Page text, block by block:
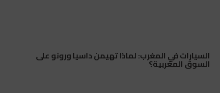
السيارات في المغرب: لماذا تهيمن داسيا ورونو على
السوق المغربية؟